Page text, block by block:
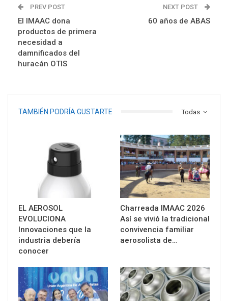
PREV POST
El IMAAC dona
productos de primera
necesidad a
damnificados del
huracán OTIS
NEXT POST
60 años de ABAS
Todas
TAMBIÉN PODRÍA GUSTARTE
EL AEROSOL
EVOLUCIONA
Innovaciones que la
industria debería
conocer
Charreada IMAAC 2026
Así se vivió la tradicional
convivencia familiar
aerosolista de…